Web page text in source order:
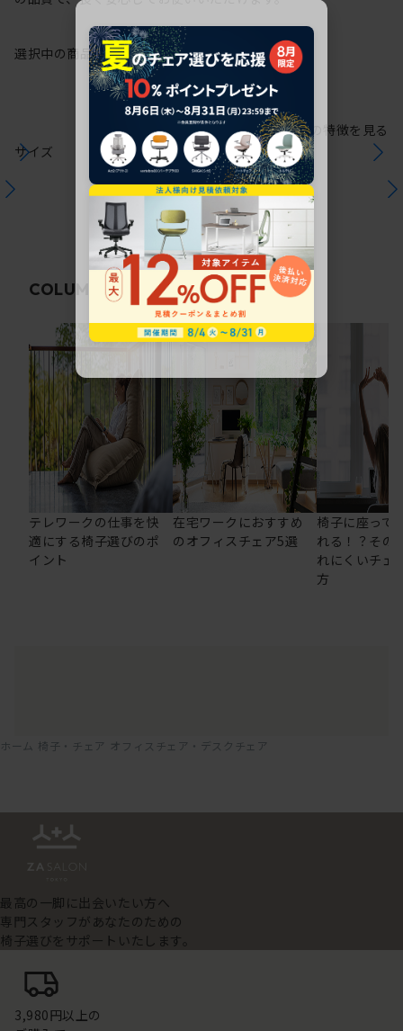
選択中の商品情報保証注意事項
サイズ
シリーズの特徴を見る
COLUMN 関連コラム
テレワークの仕事を快
適にする椅子選びのポ
イント
在宅ワークにおすすめ
のオフィスチェア5選
椅子に座って
れる！？その
れにくいチェ
方
ホーム 椅子・チェア オフィスチェア・デスクチェア
最高の一脚に出会いたい方へ
専門スタッフがあなたのための
椅子選びをサポートいたします。
3,980円以上の